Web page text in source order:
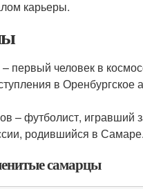
карьеры.
первый человек в
в Оренбургское
– футболист, игравший
родившийся в Самаре.
самарцы